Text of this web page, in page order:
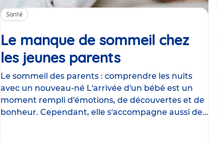
Santé
Le manque de sommeil chez
les jeunes parentsArticle
Le sommeil des parents : comprendre les nuits
avec un nouveau-né L'arrivée d'un bébé est un
moment rempli d'émotions, de découvertes et de
bonheur. Cependant, elle s'accompagne aussi de